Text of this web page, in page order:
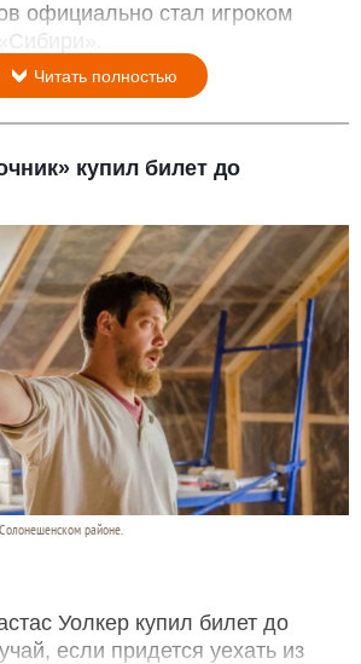
официально стал игроком
Читать полностью
купил билет до
районе.
Уолкер купил билет до
если придется уехать из